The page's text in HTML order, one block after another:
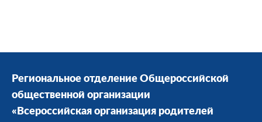
Региональное отделение Общероссийской
общественной организации
«Всероссийская организация родителей